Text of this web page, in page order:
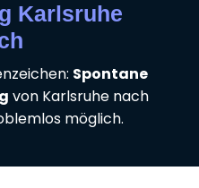
Karlsruhe
Spontane
von Karlsruhe nach
möglich.